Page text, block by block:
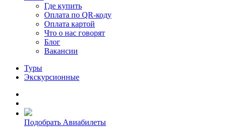
Где купить
Оплата по QR-коду
Оплата картой
Что о нас говорят
Блог
Вакансии
Туры
Экскурсионные
Подобрать Авиабилеты